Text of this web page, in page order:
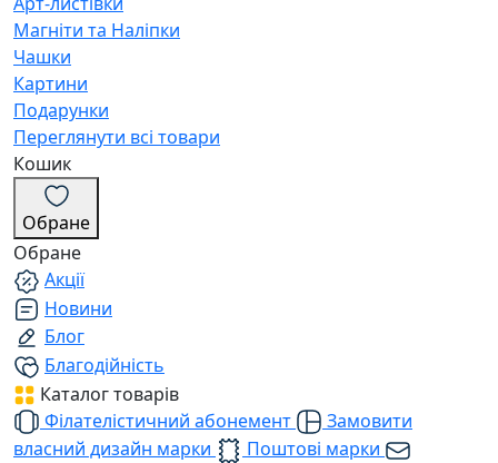
Магніти та Наліпки
Чашки
Картини
Подарунки
Переглянути всі товари
Кошик
Обране
Обране
Акції
Новини
Блог
Благодійність
Каталог товарів
Філателістичний абонемент
Замовити
власний дизайн марки
Поштові марки